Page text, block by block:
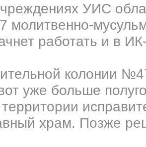
УИС
молитвенно-
работать и в
колонии
уже больше
храм. Позже